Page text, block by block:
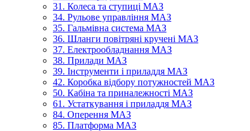
31. Колеса та ступиці МАЗ
34. Рульове управління МАЗ
35. Гальмівна система МАЗ
36. Шланги повітряні кручені МАЗ
37. Електрообладнання МАЗ
38. Прилади МАЗ
39. Інструменти і приладдя МАЗ
42. Коробка відбору потужностей МАЗ
50. Кабіна та приналежності МАЗ
61. Устаткування і приладдя МАЗ
84. Оперення МАЗ
85. Платформа МАЗ